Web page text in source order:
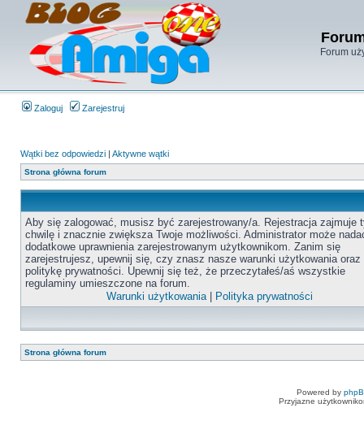
Forum
Zaloguj Zarejestruj
Wątki bez odpowiedzi | Aktywne wątki
Strona główna forum
Aby się zalogować, musisz być zarejestrowany/a. Rejestracja zajmuje
chwilę i znacznie zwiększa Twoje możliwości. Administrator może
dodatkowe uprawnienia zarejestrowanym użytkownikom. Zanim się
zarejestrujesz, upewnij się, czy znasz nasze warunki użytkowania oraz
politykę prywatności. Upewnij się też, że przeczytałeś/aś wszystkie
regulaminy umieszczone na forum.
Warunki użytkowania| Polityka prywatności
Strona główna forum
Powered by
Przyjazne